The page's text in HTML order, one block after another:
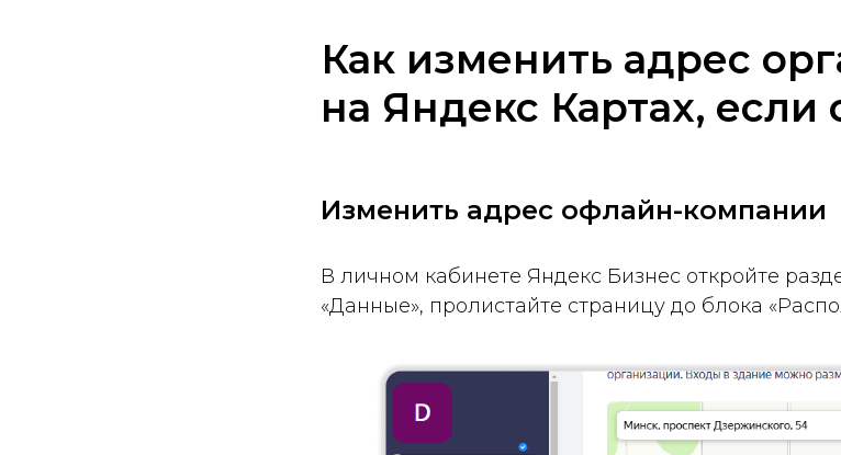
Как изменить адрес
на Яндекс Картах, если
Изменить адрес офлайн-компании
В личном кабинете Яндекс Бизнес откройте
«Данные», пролистайте страницу до блока